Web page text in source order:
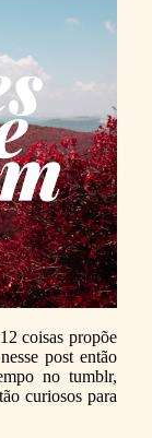
coisas propõe
post então
no tumblr,
curiosos para